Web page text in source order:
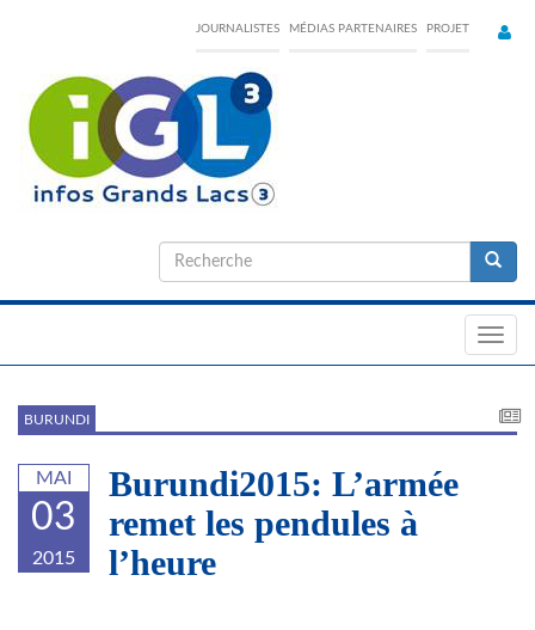
content
JOURNALISTES MÉDIAS PARTENAIRES PROJET
Formulaire
de
BURUNDI
MAI
03
2015
Burundi2015: L’armée
remet les pendules à
l’heure